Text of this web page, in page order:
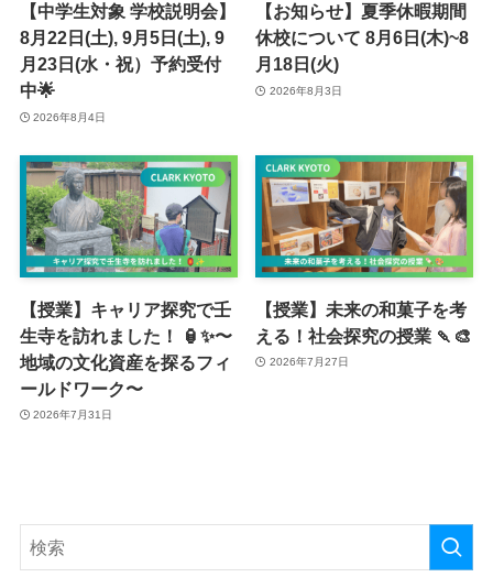
【中学生対象 学校説明会】
8月22日(土), 9月5日(土), 9
月23日(水・祝）予約受付
中🌟
2026年8月4日
【お知らせ】夏季休暇期間
休校について 8月6日(木)~8
月18日(火)
2026年8月3日
【授業】キャリア探究で壬
生寺を訪れました！ 🏮✨〜
地域の文化資産を探るフィ
ールドワーク〜
2026年7月31日
【授業】未来の和菓子を考
える！社会探究の授業 🍡🎨
2026年7月27日